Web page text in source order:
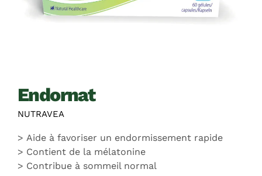
endornat
NUTRAVEA
Aide à favoriser un endormissement rapide
Contient de la mélatonine
Contribue à sommeil normal